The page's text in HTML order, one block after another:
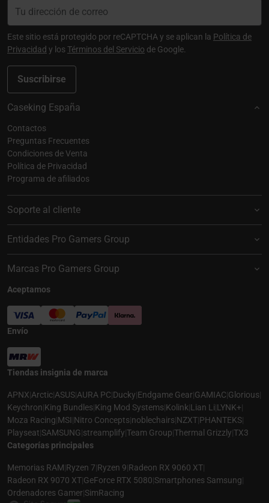
Suscribirse
Este sitio está protegido por reCAPTCHA y se aplican la Política de
Privacidad y losTérminos del Servicio de Google.
Caseking España
Contactos
Preguntas Frecuentes
Condiciones de Venta
Política de Privacidad
Programa de afiliados
Soporte al cliente
Entidades Pro Gamers Group
Marcas Pro Gamers Group
Aceptamos
Envío
Tiendas insignia de marca
APNX|Arctic|ASUS|AURA PC|Ducky|Endgame Gear|GAMIAC|Glorious|
Keychron|King Bundles|King Mod Systems|Kolink|Lian Li|LYNK+|
Moza Racing|MSI|Nitro Concepts|noblechairs|NZXT|PHANTEKS|
Playseat|SAMSUNG|streamplify|Team Group|Thermal Grizzly|TX3
Categorías principales
Memorias RAM|Ryzen 7|Ryzen 9|Radeon RX 9060 XT|
Radeon RX 9070 XT|GeForce RTX 5080|Smartphones Samsung|
Ordenadores Gamer|SimRacing